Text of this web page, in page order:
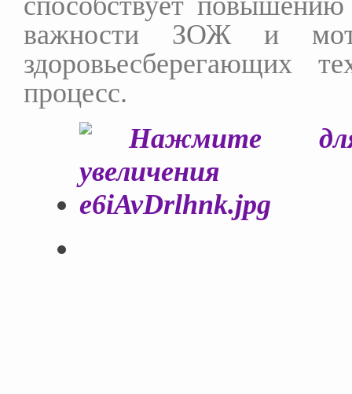
важности ЗОЖ и
здоровьесберегающих
процесс.